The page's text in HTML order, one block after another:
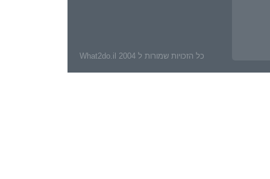
כל הזכויות שמורות ל What2do.il 2004